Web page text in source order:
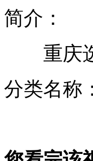
网站售银行卡复制
茅于轼25万元拍卖
简介：
重庆选
分类名称